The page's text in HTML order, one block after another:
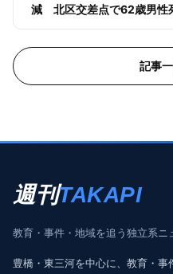
減 北区交差点で62歳男性
記事
週刊TAKAPI
教育・事件・地域を追う独立系ニ
豊橋・東三河を中心に、教育・事